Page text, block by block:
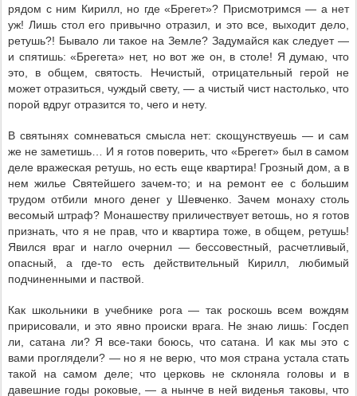
рядом с ним Кирилл, но где «Брегет»? Присмотримся — а нет
уж! Лишь стол его привычно отразил, и это все, выходит дело,
ретушь?! Бывало ли такое на Земле? Задумайся как следует —
и спятишь: «Брегета» нет, но вот же он, в столе! Я думаю, что
это, в общем, святость. Нечистый, отрицательный герой не
может отразиться, чуждый свету, — а чистый чист настолько, что
порой вдруг отразится то, чего и нету.
В святынях сомневаться смысла нет: скощунствуешь — и сам
же не заметишь… И я готов поверить, что «Брегет» был в самом
деле вражеская ретушь, но есть еще квартира! Грозный дом, а в
нем жилье Святейшего зачем-то; и на ремонт ее с большим
трудом отбили много денег у Шевченко. Зачем монаху столь
весомый штраф? Монашеству приличествует ветошь, но я готов
признать, что я не прав, что и квартира тоже, в общем, ретушь!
Явился враг и нагло очернил — бессовестный, расчетливый,
опасный, а где-то есть действительный Кирилл, любимый
подчиненными и паствой.
Как школьники в учебнике рога — так роскошь всем вождям
пририсовали, и это явно происки врага. Не знаю лишь: Госдеп
ли, сатана ли? Я все-таки боюсь, что сатана. И как мы это с
вами проглядели? — но я не верю, что моя страна устала стать
такой на самом деле; что церковь не склоняла головы и в
давешние годы роковые, — а нынче в ней виденья таковы, что